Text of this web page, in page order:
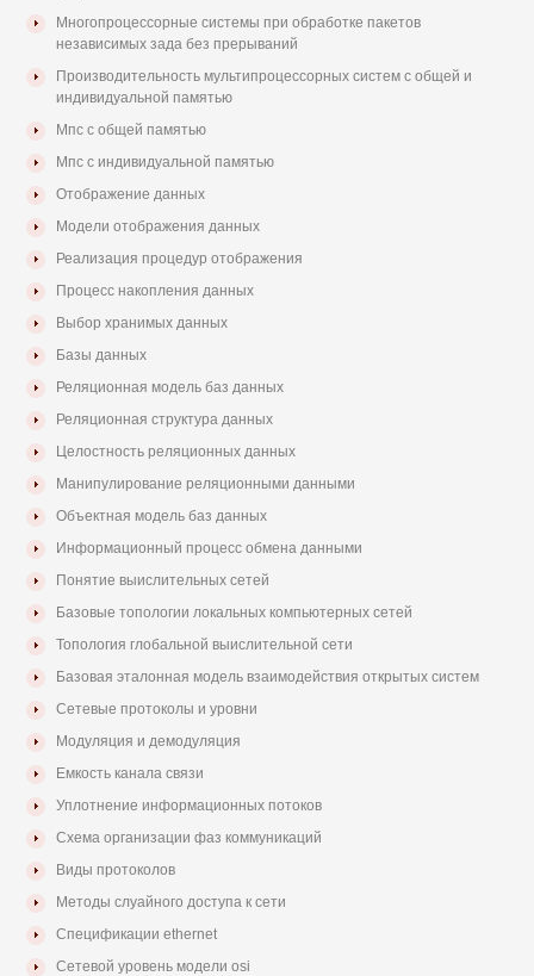
Многопроцессорные системы при обработке пакетов
независимых зада без прерываний
Производительность мультипроцессорных систем с общей и
индивидуальной памятью
Мпс с общей памятью
Мпс с индивидуальной памятью
Отображение данных
Модели отображения данных
Реализация процедур отображения
Процесс накопления данных
Выбор хранимых данных
Базы данных
Реляционная модель баз данных
Реляционная структура данных
Целостность реляционных данных
Манипулирование реляционными данными
Объектная модель баз данных
Информационный процесс обмена данными
Понятие выислительных сетей
Базовые топологии локальных компьютерных сетей
Топология глобальной выислительной сети
Базовая эталонная модель взаимодействия открытых систем
Сетевые протоколы и уровни
Модуляция и демодуляция
Емкость канала связи
Уплотнение информационных потоков
Схема организации фаз коммуникаций
Виды протоколов
Методы слуайного доступа к сети
Спецификации ethernet
Сетевой уровень модели osi